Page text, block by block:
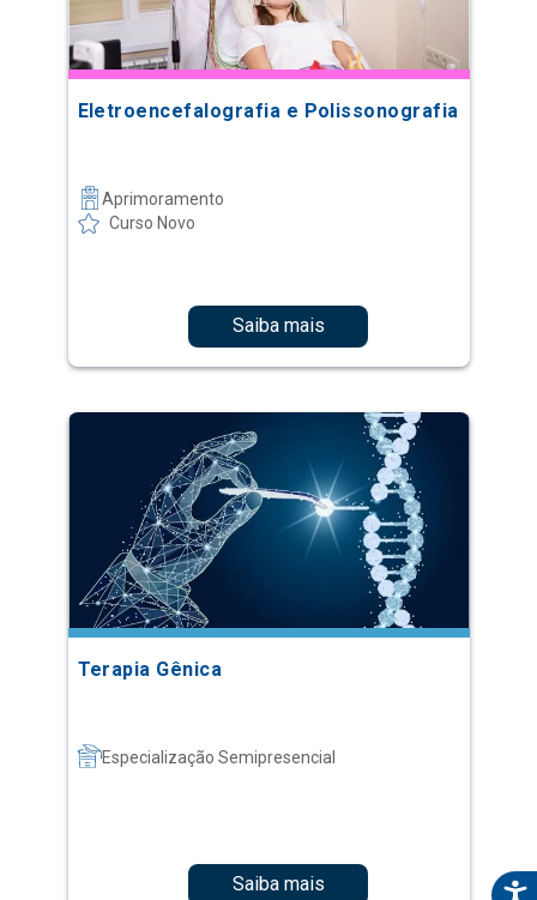
Eletroencefalografia e Polissonografia
Aprimoramento
Curso Novo
Saiba mais
Terapia Gênica
Especialização Semipresencial
Saiba mais